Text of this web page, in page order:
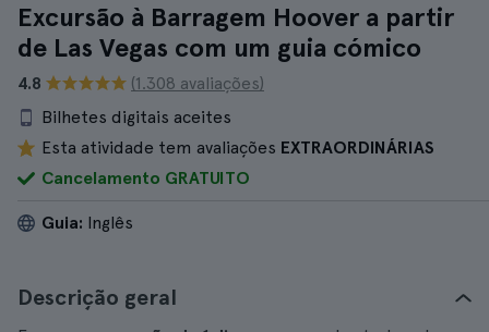
Excursão à Barragem Hoover a partir
de Las Vegas com um guia cómico
4.8
(1.308 avaliações)
Bilhetes digitais aceites
Esta atividade tem avaliações EXTRAORDINÁRIAS
Cancelamento GRATUITO
Guia: Inglês
Descrição geral